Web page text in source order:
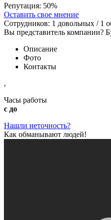
Репутация: 50%
Оставить свое мнение
Сотрудников: 1 довольных / 1
Вы представитель компании?
Описание
Фото
Контакты
,
Часы работы
с до
Нашли неточность?
Как обманывают людей!